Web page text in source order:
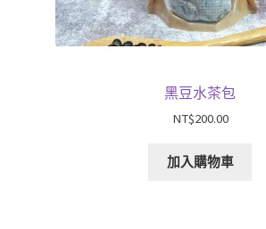
黑豆水茶包
NT$200.00
加入購物車